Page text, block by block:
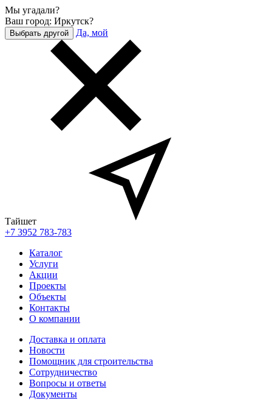
Мы угадали?
Ваш город: Иркутск?
Выбрать другой Да, мой
Тайшет
+7 3952 783-783
Каталог
Услуги
Акции
Проекты
Объекты
Контакты
О компании
Доставка и оплата
Новости
Помощник для строительства
Сотрудничество
Вопросы и ответы
Документы